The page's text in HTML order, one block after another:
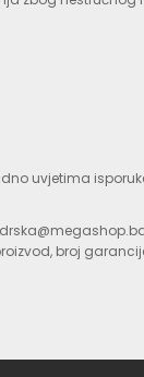
uvjetima
broj